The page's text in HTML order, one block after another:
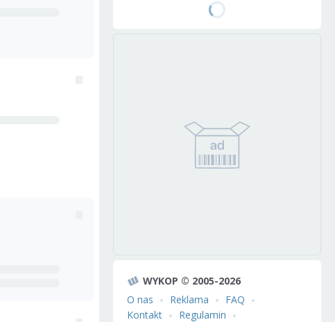
WYKOP © 2005-2026
O nas
Reklama
FAQ
Kontakt
Regulamin